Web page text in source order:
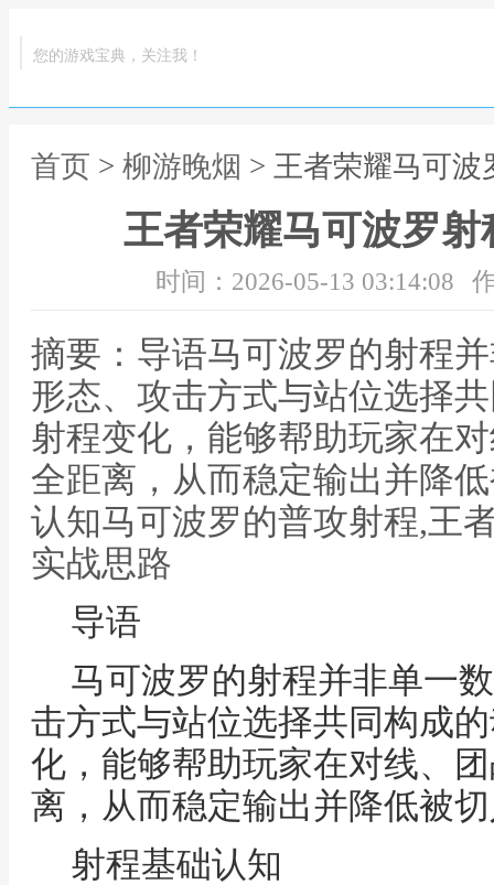
您的游戏宝典，关注我！
首页 > 柳游晚烟 > 王者荣耀马可
王者荣耀马可波罗
时间：2026-05-13 03:14:08
摘要：导语马可波罗的射程
形态、攻击方式与站位选择
射程变化，能够帮助玩家在
全距离，从而稳定输出并降
认知马可波罗的普攻射程,王
实战思路
导语
马可波罗的射程并非单一
击方式与站位选择共同构成
化，能够帮助玩家在对线、
离，从而稳定输出并降低被
射程基础认知